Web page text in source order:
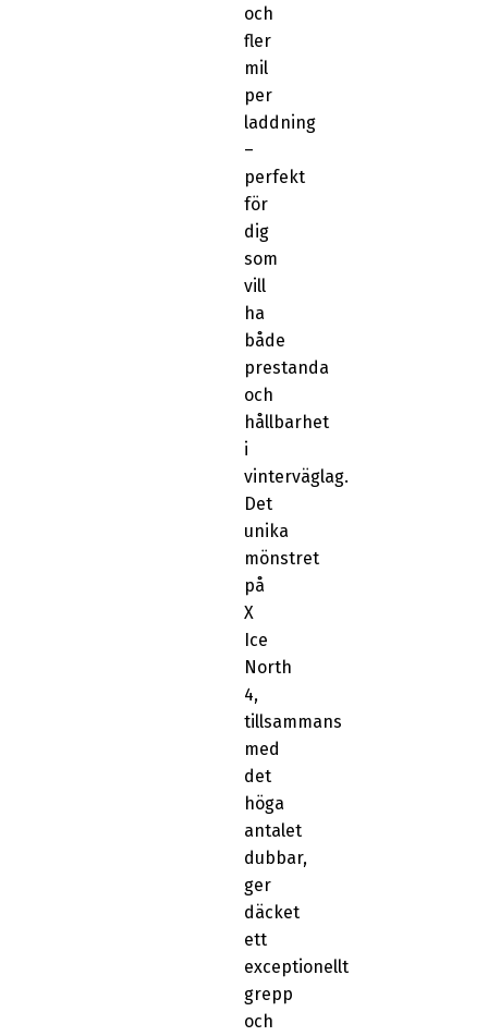
och
fler
mil
per
laddning
–
perfekt
för
dig
som
vill
ha
både
prestanda
och
hållbarhet
i
vinterväglag.
Det
unika
mönstret
på
X
Ice
North
4,
tillsammans
med
det
höga
antalet
dubbar,
ger
däcket
ett
exceptionellt
grepp
och